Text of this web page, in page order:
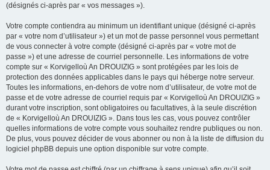
(désignés ci-après par « vos messages »).
Votre compte contiendra au minimum un identifiant unique (désigné ci-après
par « votre nom d’utilisateur ») et un mot de passe personnel vous permettant
de vous connecter à votre compte (désigné ci-après par « votre mot de
passe ») et une adresse de courriel personnelle. Les informations de votre
compte sur « Korvigelloù An DROUIZIG » sont protégées par les lois de
protection des données applicables dans le pays qui héberge notre serveur.
Toutes les informations, en-dehors de votre nom d’utilisateur, de votre mot de
passe et de votre adresse de courriel requis par « Korvigelloù An DROUIZIG »
durant votre inscription, sont obligatoires ou facultatives, à la seule discrétion
de « Korvigelloù An DROUIZIG ». Dans tous les cas, vous pouvez contrôler
quelles informations de votre compte vous souhaitez rendre publiques ou non.
De plus, vous pouvez décider de vous abonner ou non à la liste de diffusion du
logiciel phpBB depuis une option disponible sur votre compte.